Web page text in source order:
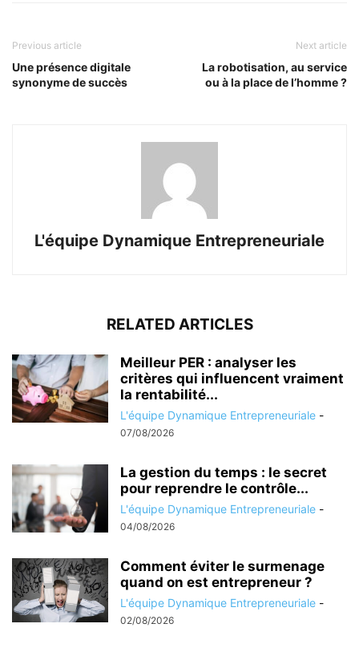
Previous article
Une présence digitale
synonyme de succès
Next article
La robotisation, au service
ou à la place de l’homme ?
L'équipe Dynamique Entrepreneuriale
RELATED ARTICLES
Meilleur PER : analyser les
critères qui influencent vraiment
la rentabilité...
L'équipe Dynamique Entrepreneuriale -
07/08/2026
La gestion du temps : le secret
pour reprendre le contrôle...
L'équipe Dynamique Entrepreneuriale -
04/08/2026
Comment éviter le surmenage
quand on est entrepreneur ?
L'équipe Dynamique Entrepreneuriale -
02/08/2026